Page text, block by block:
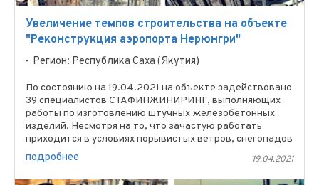
Увеличение темпов строительства на объекте
"Реконструкция аэропорта Нерюнгри"
Регион: Республика Саха (Якутия)
По состоянию на 19.04.2021 на объекте задействовано
39 специалистов СТАФИНЖИНИРИНГ, выполняющих
работы по изготовлению штучных железобетонных
изделий. Несмотря на то, что зачастую работать
приходится в условиях порывистых ветров, снегопадов
и ...
подробнее 19.04.2021